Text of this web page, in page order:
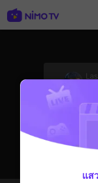
แส